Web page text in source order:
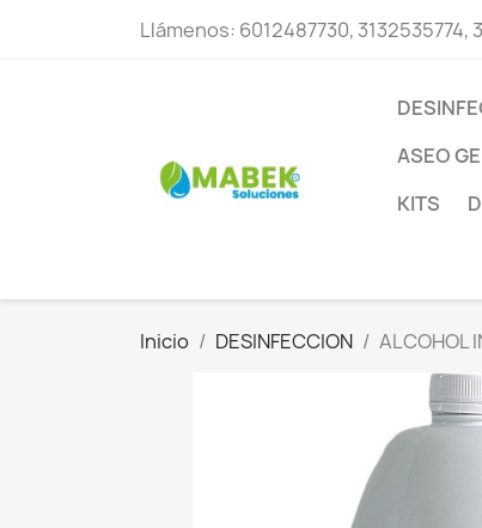
Llámenos: 6012487730, 3132535774,
ASEO
KITS
Inicio DESINFECCION ALCOHOL